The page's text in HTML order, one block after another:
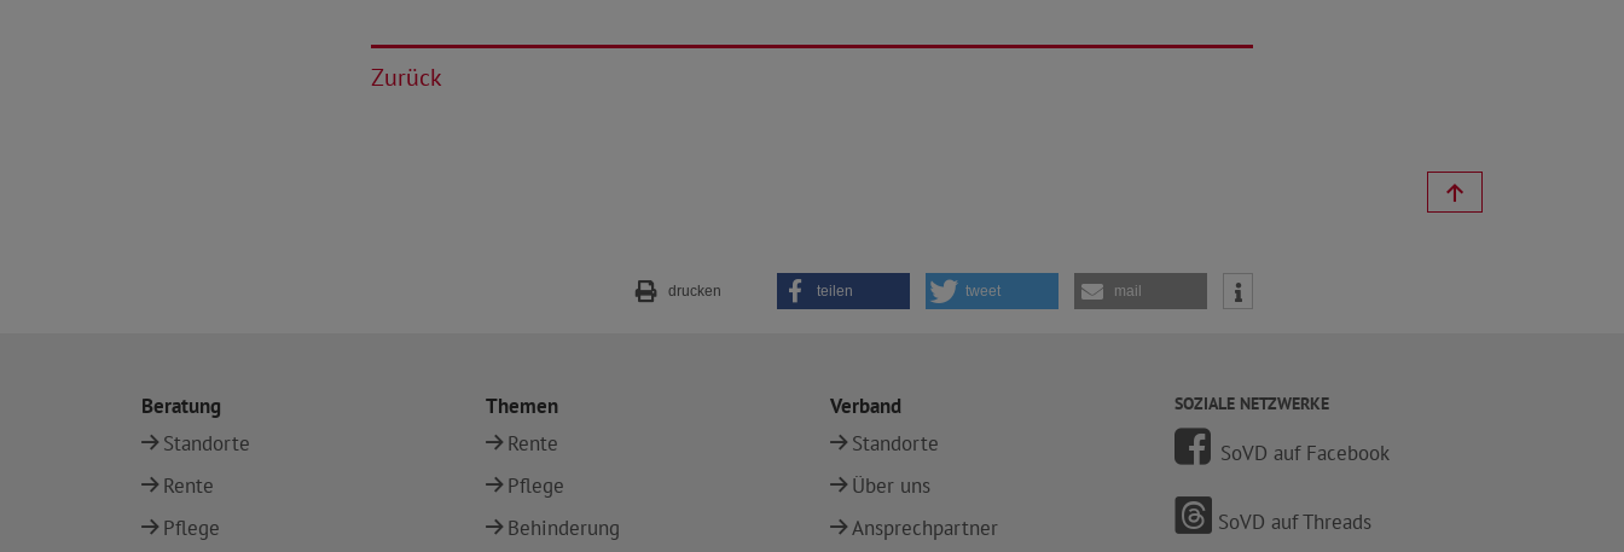
Zurück
drucken teilen tweet mail
Beratung
Standorte
Rente
Pflege
Themen
Rente
Pflege
Behinderung
Verband
Standorte
Über uns
Ansprechpartner
SOZIALE NETZWERKE
SoVD auf Facebook
SoVD auf Threads